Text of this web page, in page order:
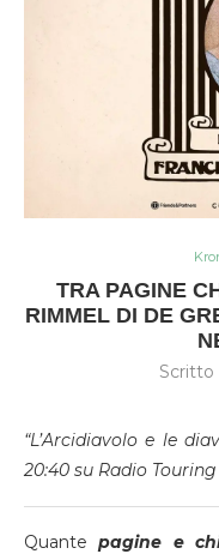
TRA PAGINE
RIMMEL DI DE
Scritto
“L’Arcidiavolo e le
20:40 su Radio Touring
Quantepagine e